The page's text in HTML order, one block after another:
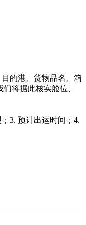
的港、货物品名、箱
将据此核实舱位、
3. 预计出运时间；4.